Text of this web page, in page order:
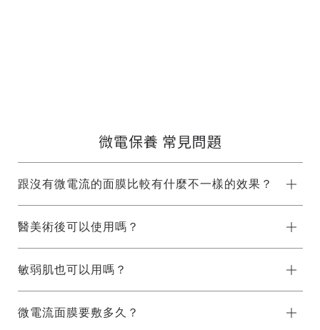
微電保養 常見問題
跟沒有微電流的面膜比較有什麼不一樣的效果？
醫美術後可以使用嗎？
敏弱肌也可以用嗎？
微電流面膜要敷多久？